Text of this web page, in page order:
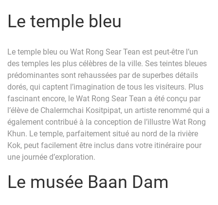
Le temple bleu
Le temple bleu ou Wat Rong Sear Tean est peut-être l’un
des temples les plus célèbres de la ville. Ses teintes bleues
prédominantes sont rehaussées par de superbes détails
dorés, qui captent l’imagination de tous les visiteurs. Plus
fascinant encore, le Wat Rong Sear Tean a été conçu par
l’élève de Chalermchai Kositpipat, un artiste renommé qui a
également contribué à la conception de l’illustre Wat Rong
Khun. Le temple, parfaitement situé au nord de la rivière
Kok, peut facilement être inclus dans votre itinéraire pour
une journée d’exploration.
Le musée Baan Dam